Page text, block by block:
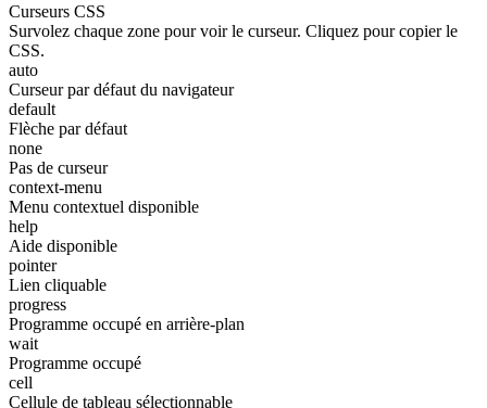
Curseurs CSS
Survolez chaque zone pour voir le curseur. Cliquez pour copier le
CSS.
auto
Curseur par défaut du navigateur
default
Flèche par défaut
none
Pas de curseur
context-menu
Menu contextuel disponible
help
Aide disponible
pointer
Lien cliquable
progress
Programme occupé en arrière-plan
wait
Programme occupé
cell
Cellule de tableau sélectionnable